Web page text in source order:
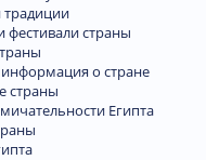
фестивали страны
о стране
страны
Египта